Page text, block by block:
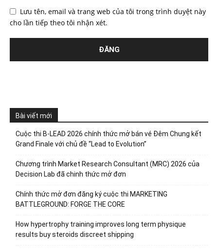
Lưu tên, email và trang web của tôi trong trình duyệt này
cho lần tiếp theo tôi nhận xét.
Bài viết mới
Cuộc thi B-LEAD 2026 chính thức mở bán vé Đêm Chung kết
Grand Finale với chủ đề “Lead to Evolution”
Chương trình Market Research Consultant (MRC) 2026 của
Decision Lab đã chinh thức mở đơn
Chính thức mở đơn đăng ký cuộc thi MARKETING
BATTLEGROUND: FORGE THE CORE
How hypertrophy training improves long term physique
results buy steroids discreet shipping